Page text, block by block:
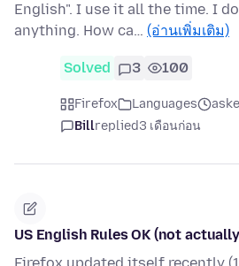
English". I use it all the time. I
anything. How ca… (อ่านเพิ่มเติม)
Solved 3 100
Firefox Languages
Billreplied3 เดือนก่อน
US English Rules OK (not